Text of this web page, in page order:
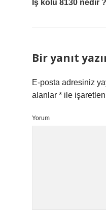
İş kolu 8130 nedir ?
Bir yanıt
E-posta adresiniz
alanlar * ile
Yorum